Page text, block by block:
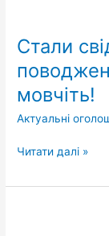
Стали
мовчіть!
Актуальні
жорстокого
з
тваринами?
Не
Читати далі »